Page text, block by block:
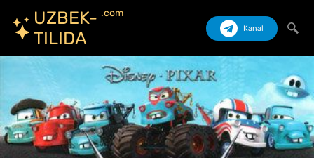
UZBEK-
TILIDA
.com
Kanal
Izlash